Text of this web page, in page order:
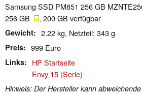
Samsung SSD PM851 256 GB
256 GB
, 200 GB verfügbar
Gewicht 2.22 kg, Netzteil: 343 g
Preis 999 Euro
Links
HP Startseite
Envy 15 (Serie)
Hinweis: Der Hersteller kann